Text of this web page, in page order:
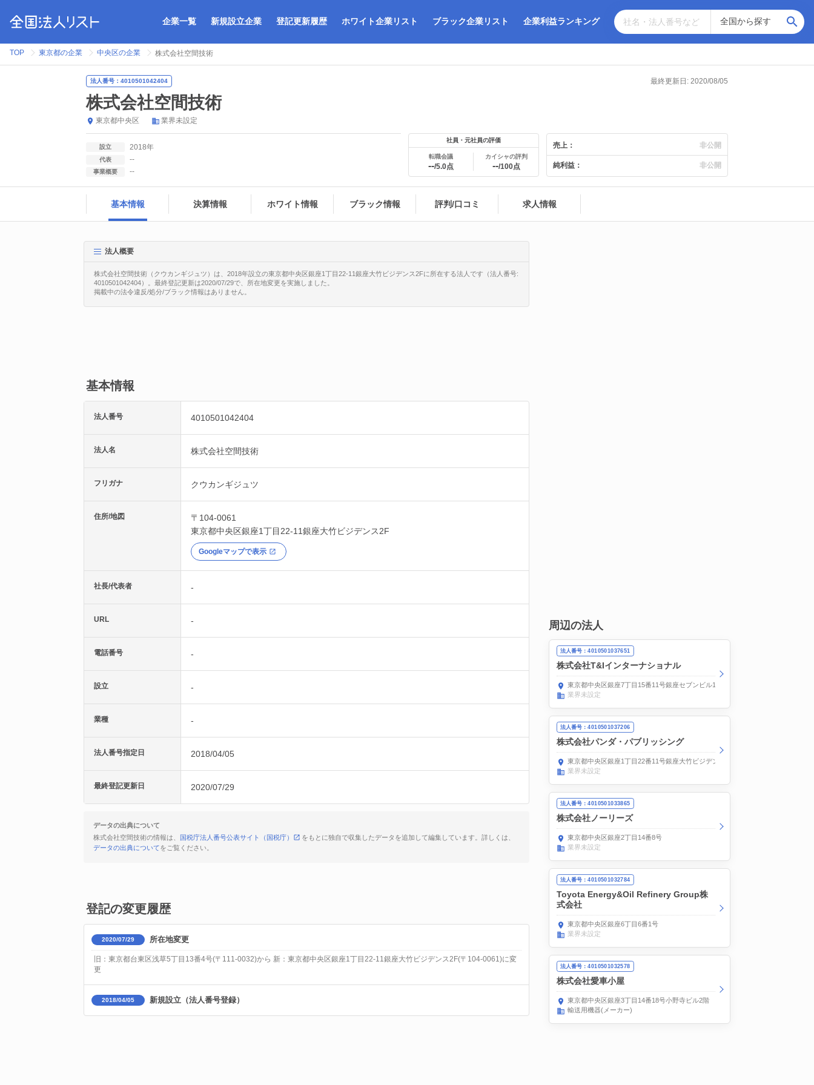
企業一覧 新規設立企業 登記更新履歴 ホワイト企業リスト ブラック企業リスト 企業利益ランキング
TOP 東京都の企業 中央区の企業 株式会社空間技術
法人番号：4010501042404 最終更新日: 2020/08/05
株式会社空間技術
東京都中央区 業界未設定
設立 2018年
代表 --
事業概要 --
社員・元社員の評価
転職会議
--/5.0点
カイシャの評判
--/100点
売上： 非公開
純利益： 非公開
基本情報 決算情報 ホワイト情報 ブラック情報 評判/口コミ 求人情報
法人概要
株式会社空間技術（クウカンギジュツ）は、2018年設立の東京都中央区銀座1丁目22-11銀座大竹ビジデンス2Fに所在する法人です（法人番号:
4010501042404）。最終登記更新は2020/07/29で、所在地変更を実施しました。
掲載中の法令違反/処分/ブラック情報はありません。
基本情報
法人番号 4010501042404
法人名 株式会社空間技術
フリガナ クウカンギジュツ
住所/地図
〒104-0061
東京都中央区銀座1丁目22-11銀座大竹ビジデンス2F
Googleマップで表示
社長/代表者 -
URL -
電話番号 -
設立 -
業種 -
法人番号指定日 2018/04/05
最終登記更新日 2020/07/29
データの出典について
株式会社空間技術の情報は、
国税庁法人番号公表サイト（国税庁）
をもとに独自で収集したデータを追加して編集しています。詳しくは、
データの出典についてをご覧ください。
登記の変更履歴
2020/07/29 所在地変更
旧：東京都台東区浅草5丁目13番4号(〒111-0032)から 新：東京都中央区銀座1丁目22-11銀座大竹ビジデンス2F(〒104-0061)に変
更
2018/04/05 新規設立（法人番号登録）
周辺の法人
法人番号：4010501037651
株式会社T&Iインターナショナル
東京都中央区銀座7丁目15番11号銀座セブンビル11階
業界未設定
法人番号：4010501037206
株式会社パンダ・パブリッシング
東京都中央区銀座1丁目22番11号銀座大竹ビジデンス2階
業界未設定
法人番号：4010501033865
株式会社ノーリーズ
東京都中央区銀座2丁目14番8号
業界未設定
法人番号：4010501032784
Toyota Energy&Oil Refinery Group株
式会社
東京都中央区銀座6丁目6番1号
業界未設定
法人番号：4010501032578
株式会社愛車小屋
東京都中央区銀座3丁目14番18号小野寺ビル2階
輸送用機器(メーカー)